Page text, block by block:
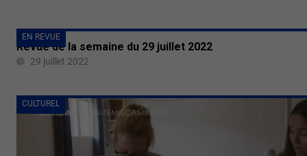
EN REVUE
Revue de la semaine du 29 juillet 2022
29 juillet 2022
CULTUREL